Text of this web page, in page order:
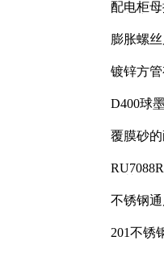
配电柜
膨胀螺
镀锌方
D400球
覆膜砂
不锈钢
201不锈